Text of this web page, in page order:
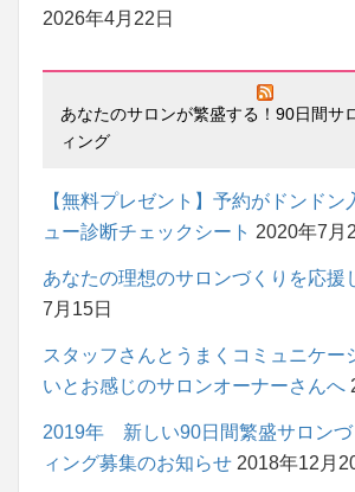
2026年4月22日
あなたのサロンが繁盛する！90日間サ
ィング
【無料プレゼント】予約がドンドン
ュー診断チェックシート 2020年7月
あなたの理想のサロンづくりを応援
7月15日
スタッフさんとうまくコミュニケー
いとお感じのサロンオーナーさんへ
2019年 新しい90日間繁盛サロンづ
ィング募集のお知らせ 2018年12月